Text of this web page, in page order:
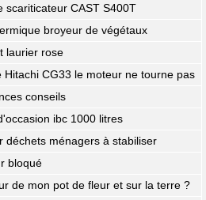
scariticateur CAST S400T
broyeur de végétaux
laurier rose
Hitachi CG33 le moteur ne tourne pas
conseils
ibc 1000 litres
déchets ménagers à stabiliser
bloqué
de mon pot de fleur et sur la terre ?